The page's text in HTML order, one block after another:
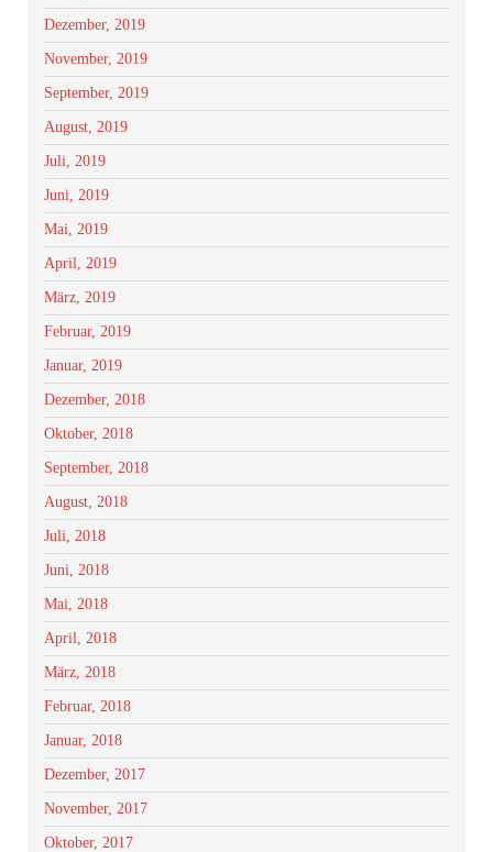
Dezember, 2019
November, 2019
September, 2019
August, 2019
Juli, 2019
Juni, 2019
Mai, 2019
April, 2019
März, 2019
Februar, 2019
Januar, 2019
Dezember, 2018
Oktober, 2018
September, 2018
August, 2018
Juli, 2018
Juni, 2018
Mai, 2018
April, 2018
März, 2018
Februar, 2018
Januar, 2018
Dezember, 2017
November, 2017
Oktober, 2017